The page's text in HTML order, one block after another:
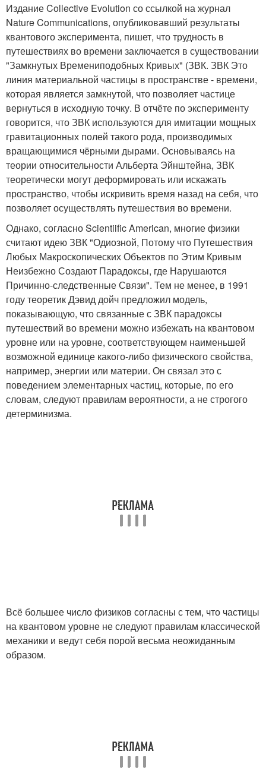
Издание Collective Evolution со ссылкой на журнал
Nature Communications, опубликовавший результаты
квантового эксперимента, пишет, что трудность в
путешествиях во времени заключается в существовании
"Замкнутых Времениподобных Кривых" (ЗВК. ЗВК Это
линия материальной частицы в пространстве - времени,
которая является замкнутой, что позволяет частице
вернуться в исходную точку. В отчёте по эксперименту
говорится, что ЗВК используются для имитации мощных
гравитационных полей такого рода, производимых
вращающимися чёрными дырами. Основываясь на
теории относительности Альберта Эйнштейна, ЗВК
теоретически могут деформировать или искажать
пространство, чтобы искривить время назад на себя, что
позволяет осуществлять путешествия во времени.
Однако, согласно Scientiific American, многие физики
считают идею ЗВК "Одиозной, Потому что Путешествия
Любых Макроскопических Объектов по Этим Кривым
Неизбежно Создают Парадоксы, где Нарушаются
Причинно-следственные Связи". Тем не менее, в 1991
году теоретик Дэвид дойч предложил модель,
показывающую, что связанные с ЗВК парадоксы
путешествий во времени можно избежать на квантовом
уровне или на уровне, соответствующем наименьшей
возможной единице какого-либо физического свойства,
например, энергии или материи. Он связал это с
поведением элементарных частиц, которые, по его
словам, следуют правилам вероятности, а не строгого
детерминизма.
Всё большее число физиков согласны с тем, что частицы
на квантовом уровне не следуют правилам классической
механики и ведут себя порой весьма неожиданным
образом.